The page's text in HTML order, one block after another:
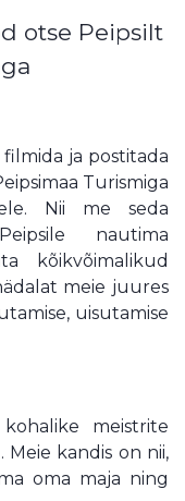
otse Peipsilt
ja postitada
Turismiga
Nii me seda
nautima
kõikvõimalikud
meie juures
uisutamise
meistrite
kandis on nii,
oma maja ning